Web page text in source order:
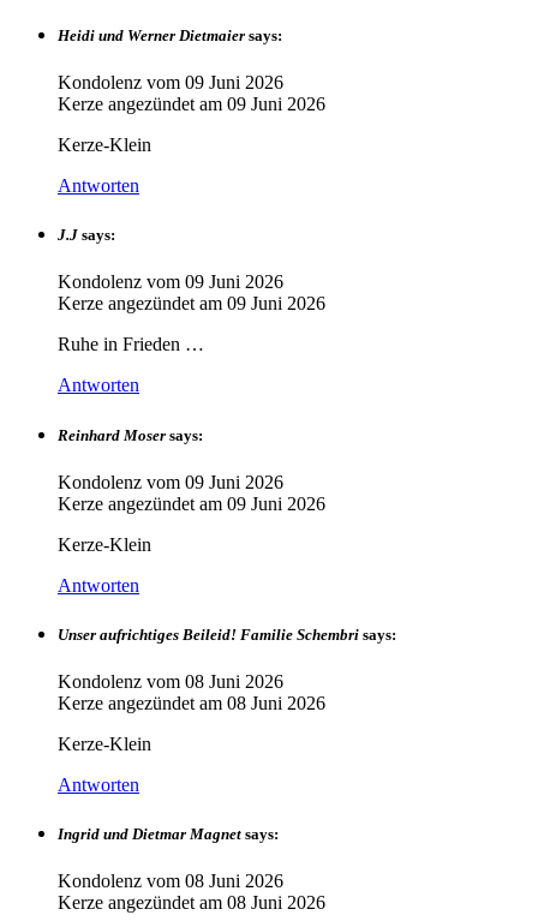
Heidi und Werner Dietmaier says:
Kondolenz vom 09 Juni 2026
Kerze angezündet am 09 Juni 2026
Kerze-Klein
Antworten
J.J says:
Kondolenz vom 09 Juni 2026
Kerze angezündet am 09 Juni 2026
Ruhe in Frieden …
Antworten
Reinhard Moser says:
Kondolenz vom 09 Juni 2026
Kerze angezündet am 09 Juni 2026
Kerze-Klein
Antworten
Unser aufrichtiges Beileid! Familie Schembri says:
Kondolenz vom 08 Juni 2026
Kerze angezündet am 08 Juni 2026
Kerze-Klein
Antworten
Ingrid und Dietmar Magnet says:
Kondolenz vom 08 Juni 2026
Kerze angezündet am 08 Juni 2026